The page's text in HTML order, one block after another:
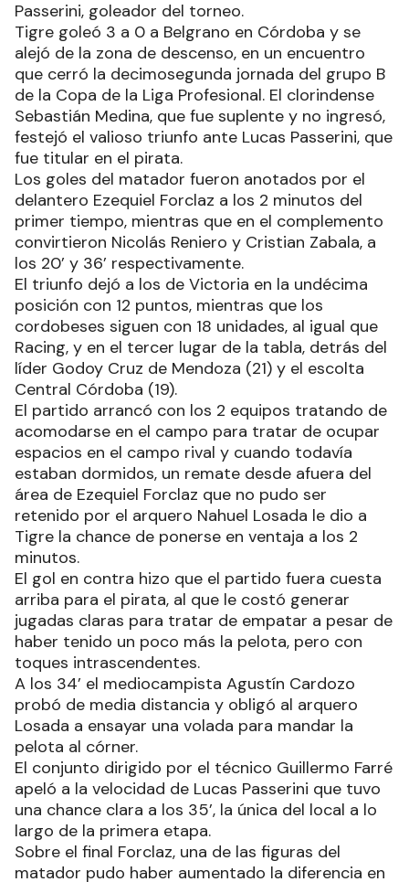
Passerini, goleador del torneo.
Tigre goleó 3 a 0 a Belgrano en Córdoba y se
alejó de la zona de descenso, en un encuentro
que cerró la decimosegunda jornada del grupo B
de la Copa de la Liga Profesional. El clorindense
Sebastián Medina, que fue suplente y no ingresó,
festejó el valioso triunfo ante Lucas Passerini, que
fue titular en el pirata.
Los goles del matador fueron anotados por el
delantero Ezequiel Forclaz a los 2 minutos del
primer tiempo, mientras que en el complemento
convirtieron Nicolás Reniero y Cristian Zabala, a
los 20’ y 36’ respectivamente.
El triunfo dejó a los de Victoria en la undécima
posición con 12 puntos, mientras que los
cordobeses siguen con 18 unidades, al igual que
Racing, y en el tercer lugar de la tabla, detrás del
líder Godoy Cruz de Mendoza (21) y el escolta
Central Córdoba (19).
El partido arrancó con los 2 equipos tratando de
acomodarse en el campo para tratar de ocupar
espacios en el campo rival y cuando todavía
estaban dormidos, un remate desde afuera del
área de Ezequiel Forclaz que no pudo ser
retenido por el arquero Nahuel Losada le dio a
Tigre la chance de ponerse en ventaja a los 2
minutos.
El gol en contra hizo que el partido fuera cuesta
arriba para el pirata, al que le costó generar
jugadas claras para tratar de empatar a pesar de
haber tenido un poco más la pelota, pero con
toques intrascendentes.
A los 34’ el mediocampista Agustín Cardozo
probó de media distancia y obligó al arquero
Losada a ensayar una volada para mandar la
pelota al córner.
El conjunto dirigido por el técnico Guillermo Farré
apeló a la velocidad de Lucas Passerini que tuvo
una chance clara a los 35’, la única del local a lo
largo de la primera etapa.
Sobre el final Forclaz, una de las figuras del
matador pudo haber aumentado la diferencia en